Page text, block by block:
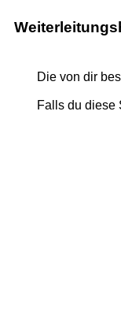
Die von dir
Falls du diese